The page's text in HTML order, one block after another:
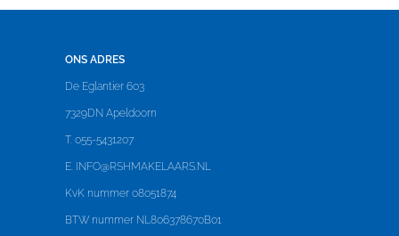
ONS ADRES
De Eglantier 603
7329DN Apeldoorn
T. 055-5431207
E. INFO@RSHMAKELAARS.NL
KvK nummer 08051874
BTW nummer NL806378670B01